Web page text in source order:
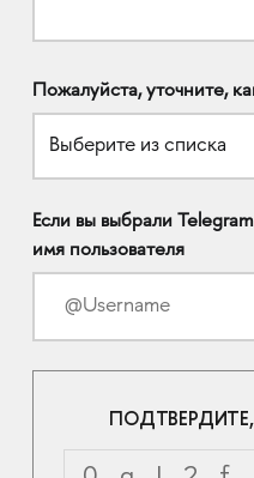
Пожалуйста, уточните,
Выберите из списка
Если вы выбрали
имя пользователя